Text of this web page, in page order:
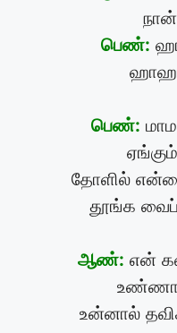
பெண்:
பெண்:
தோளில்
தூங்க
ஆண்: என்
உன்னால்